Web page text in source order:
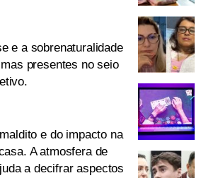
e a sobrenaturalidade
presentes no seio
e do impacto na
A atmosfera de
a decifrar aspectos